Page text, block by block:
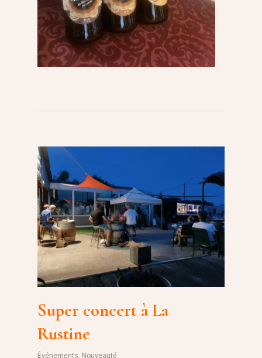
Super concert à La
Rustine
Événements Nouveauté